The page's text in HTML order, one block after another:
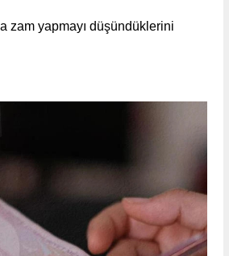
zam yapmayı düşündüklerini